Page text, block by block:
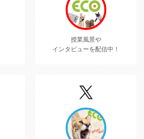
授業風景や
インタビューを配信中！